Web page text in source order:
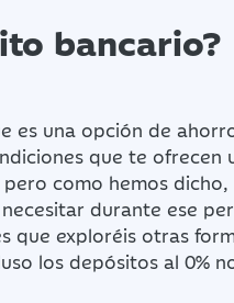
bancario?
es una opción de
que te ofrecen
como hemos
durante ese
que exploréis otras
los depósitos al 0%